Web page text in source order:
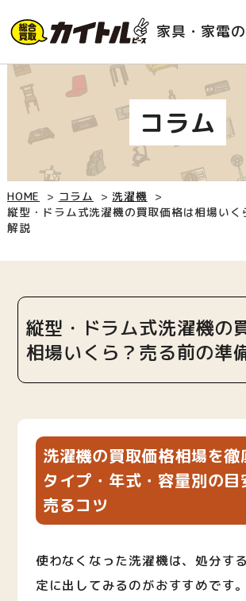
家具・家電
コラム
HOME コラム
洗濯機
縦型・ドラム式洗濯機の買取価格は相場いく
解説
縦型・ドラム式洗濯機の
相場いくら？売る前の準
洗濯機の買取価格相場を徹
タイプ・年式・容量別の目
売るコツ
使わなくなった洗濯機は、処分す
定に出してみるのがおすすめです。